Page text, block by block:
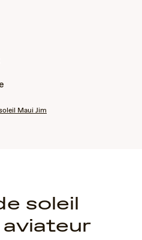
Maui Jim
soleil